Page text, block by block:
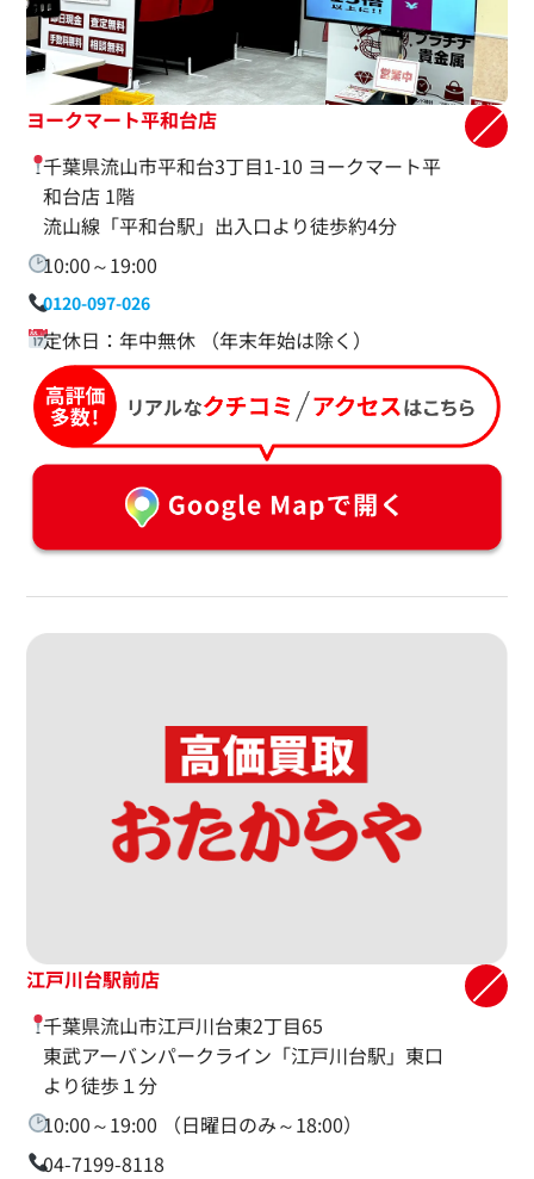
ヨークマート平和台店
千葉県流山市平和台3丁目1-10 ヨークマート平
和台店 1階
流山線「平和台駅」出入口より徒歩約4分
10:00～19:00
0120-097-026
定休日：年中無休 （年末年始は除く）
江戸川台駅前店
千葉県流山市江戸川台東2丁目65
東武アーバンパークライン「江戸川台駅」東口
より徒歩１分
10:00～19:00 （日曜日のみ～18:00）
04-7199-8118